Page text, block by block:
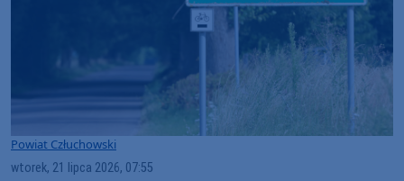
Powiat Człuchowski
wtorek, 21 lipca 2026, 07:55